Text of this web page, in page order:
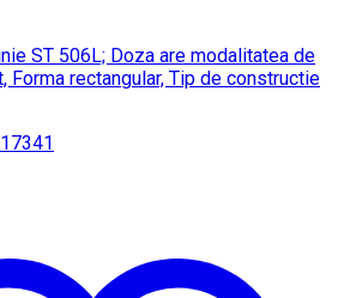
ST 506L; Doza are modalitatea de
Forma rectangular, Tip de constructie